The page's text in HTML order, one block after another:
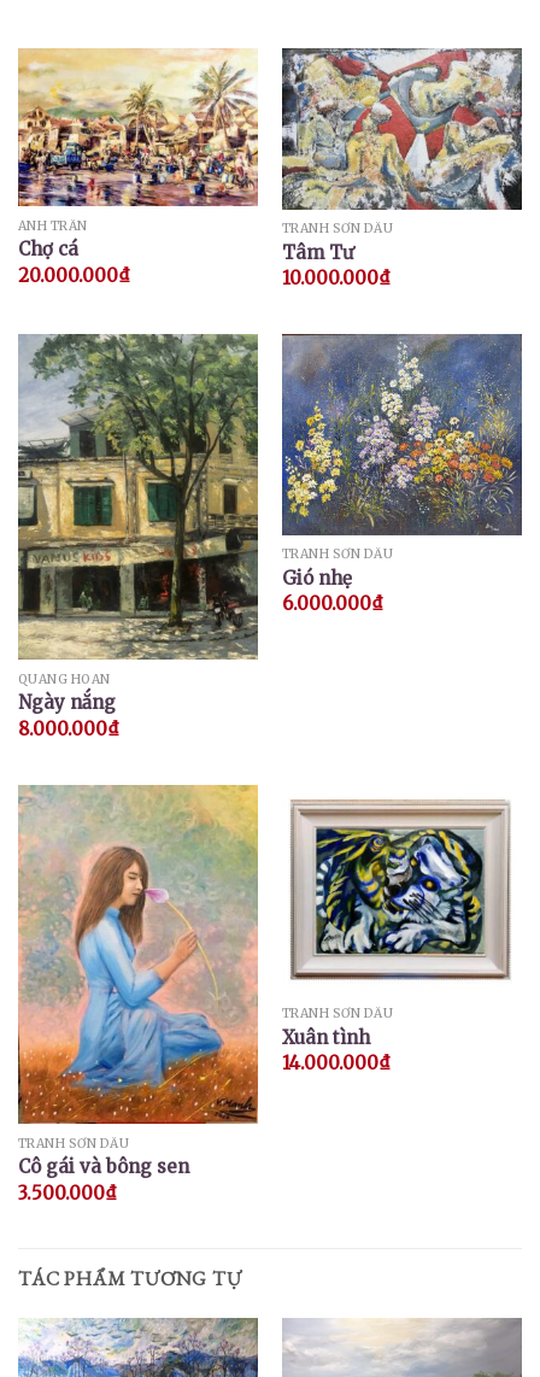
ÁNH TRẦN
Chợ cá
20.000.000₫
TRANH SƠN DẦU
Tâm Tư
10.000.000₫
QUANG HOAN
Ngày nắng
8.000.000₫
TRANH SƠN DẦU
Gió nhẹ
6.000.000₫
TRANH SƠN DẦU
Cô gái và bông sen
3.500.000₫
TRANH SƠN DẦU
Xuân tình
14.000.000₫
TÁC PHẨM TƯƠNG TỰ